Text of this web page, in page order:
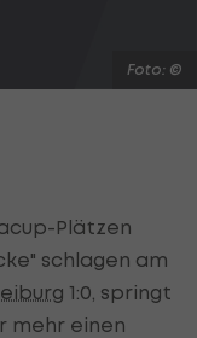
Foto: ©
Plätzen
schlagen am
1:0, springt
mehr einen